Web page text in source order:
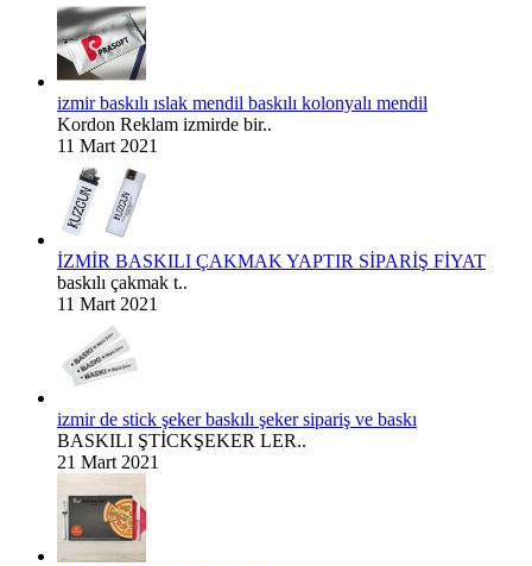
izmir baskılı ıslak mendil baskılı kolonyalı mendil
Kordon Reklam izmirde bir..
11 Mart 2021
İZMİR BASKILI ÇAKMAK YAPTIR SİPARİŞ FİYAT
baskılı çakmak t..
11 Mart 2021
izmir de stick şeker baskılı şeker sipariş ve baskı
BASKILI ŞTİCKŞEKER LER..
21 Mart 2021